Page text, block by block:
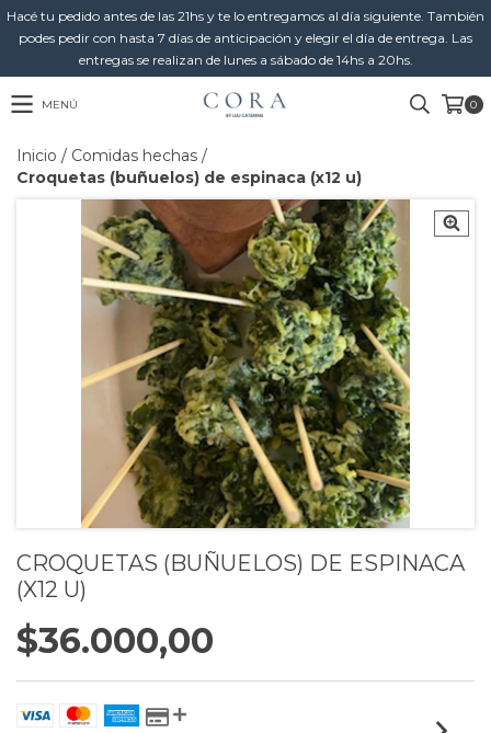
Hacé tu pedido antes de las 21hs y te lo entregamos al día siguiente. También
podes pedir con hasta 7 días de anticipación y elegir el día de entrega. Las
entregas se realizan de lunes a sábado de 14hs a 20hs.
MENÚ 0
Inicio / Comidas hechas /
Croquetas (buñuelos) de espinaca (x12 u)
CROQUETAS (BUÑUELOS) DE ESPINACA
(X12 U)
$36.000,00